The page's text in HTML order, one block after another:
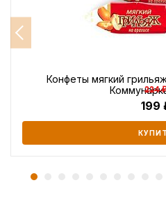
Конфеты мягкий
224
199